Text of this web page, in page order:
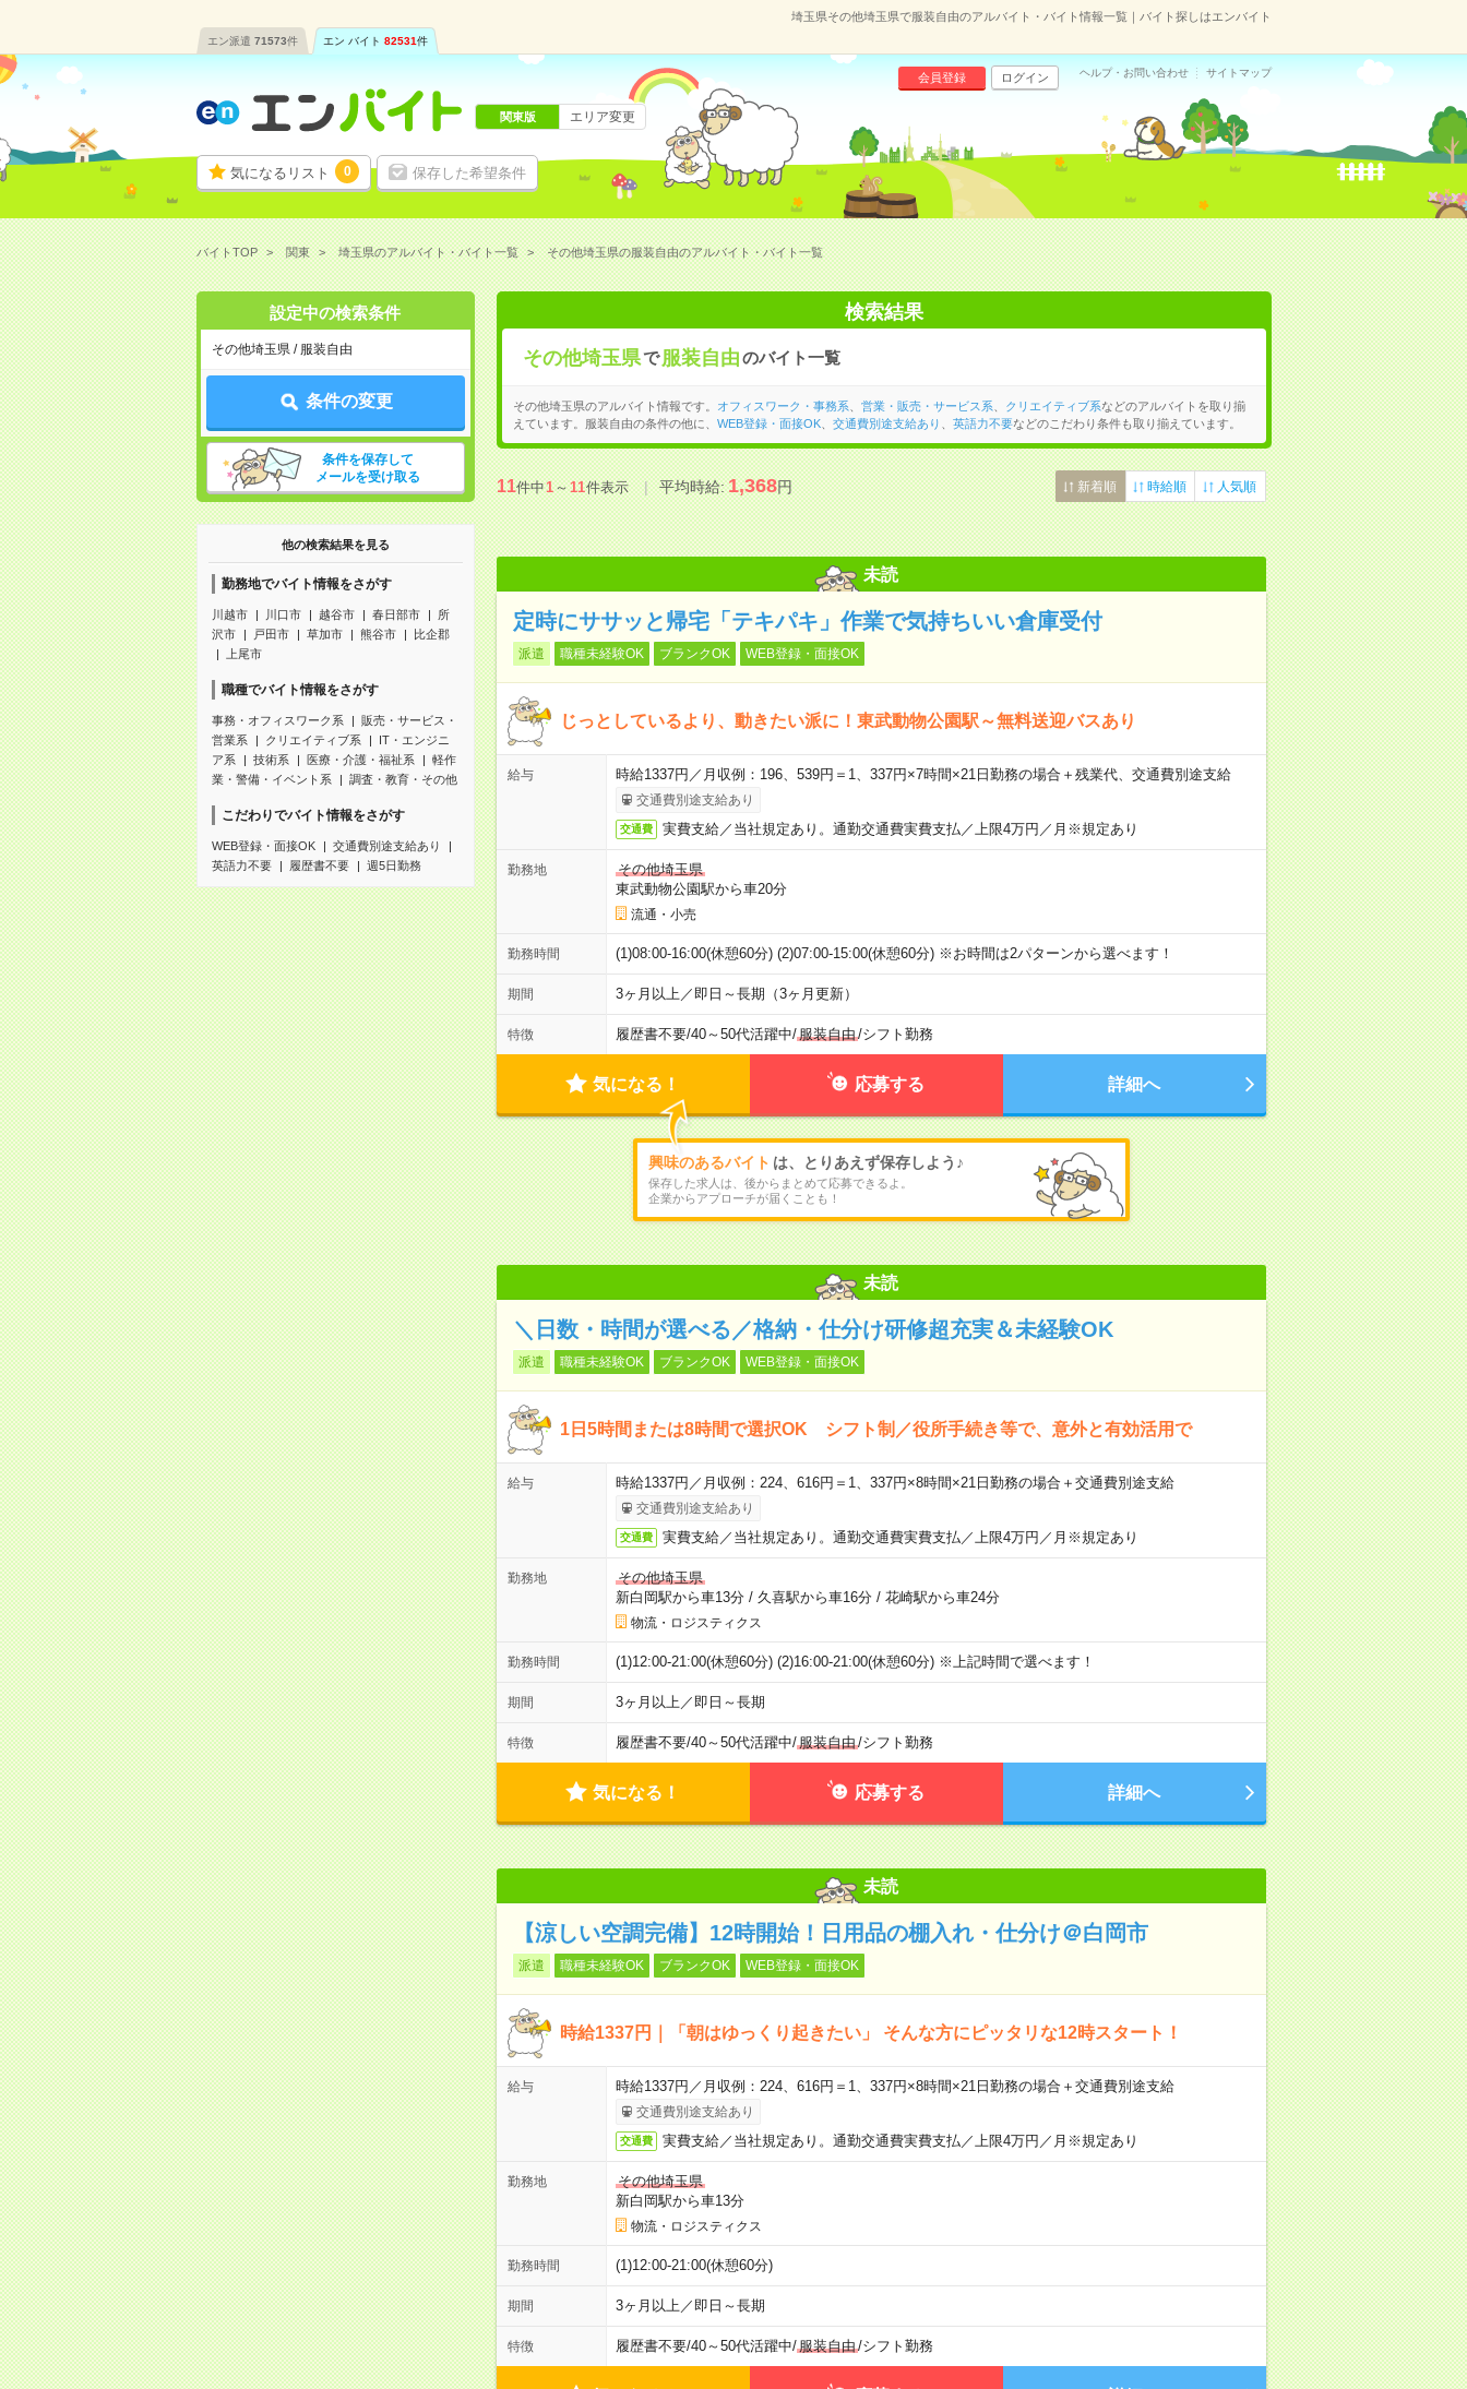
埼玉県その他埼玉県で服装自由のアルバイト・バイト情報一覧｜バイト探しはエンバイト
エン派遣 71573件 エン バイト 82531件
気になるリスト 0 保存した希望条件
会員登録 ログイン ヘルプ・お問い合わせ サイトマップ
関東版 エリア変更
バイトTOP 関東 埼玉県のアルバイト・バイト一覧 その他埼玉県の服装自由のアルバイト・バイト一覧
設定中の検索条件
その他埼玉県 / 服装自由
条件の変更
条件を保存して
メールを受け取る
他の検索結果を見る
勤務地でバイト情報をさがす
川越市 川口市 越谷市 春日部市
所
沢市
戸田市 草加市 熊谷市
比企郡
上尾市
職種でバイト情報をさがす
事務・オフィスワーク系
販売・サービス・
営業系
クリエイティブ系
IT・エンジニ
ア系
技術系 医療・介護・福祉系
軽作
業・警備・イベント系
調査・教育・その他
こだわりでバイト情報をさがす
WEB登録・面接OK
交通費別途支給あり
英語力不要
履歴書不要 週5日勤務
検索結果
その他埼玉県で 服装自由のバイト一覧
その他埼玉県のアルバイト情報です。 オフィスワーク・事務系 営業・販売・サービス系 クリエイティブ系などのアルバイトを取り揃
えています。服装自由の条件の他に、 WEB登録・面接OK、 交通費別途支給あり 英語力不要などのこだわり条件も取り揃えています。
11件中1～11件表示 平均時給:1,368円 新着順 時給順 人気順
未読
定時にササッと帰宅「テキパキ」作業で気持ちいい倉庫受付
派遣 職種未経験OK ブランクOK WEB登録・面接OK
じっとしているより、動きたい派に！東武動物公園駅～無料送迎バスあり
給与 時給1337円／月収例：196、539円＝1、337円×7時間×21日勤務の場合＋残業代、交通費別途支給
交通費別途支給あり
交通費 実費支給／当社規定あり。通勤交通費実費支払／上限4万円／月※規定あり
勤務地
その他埼玉県
東武動物公園駅から車20分
流通・小売
勤務時間 (1)08:00-16:00(休憩60分) (2)07:00-15:00(休憩60分) ※お時間は2パターンから選べます！
期間 3ヶ月以上／即日～長期（3ヶ月更新）
特徴 履歴書不要/40～50代活躍中/服装自由/シフト勤務
気になる！ 応募する 詳細へ
興味のあるバイト は、とりあえず保存しよう♪
保存した求人は、後からまとめて応募できるよ。
企業からアプローチが届くことも！
未読
＼日数・時間が選べる／格納・仕分け研修超充実＆未経験OK
派遣 職種未経験OK ブランクOK WEB登録・面接OK
1日5時間または8時間で選択OK シフト制／役所手続き等で、意外と有効活用で
給与 時給1337円／月収例：224、616円＝1、337円×8時間×21日勤務の場合＋交通費別途支給
交通費別途支給あり
交通費 実費支給／当社規定あり。通勤交通費実費支払／上限4万円／月※規定あり
勤務地
その他埼玉県
新白岡駅から車13分/ 久喜駅から車16分/ 花崎駅から車24分
物流・ロジスティクス
勤務時間 (1)12:00-21:00(休憩60分) (2)16:00-21:00(休憩60分) ※上記時間で選べます！
期間 3ヶ月以上／即日～長期
特徴 履歴書不要/40～50代活躍中/服装自由/シフト勤務
気になる！ 応募する 詳細へ
未読
【涼しい空調完備】12時開始！日用品の棚入れ・仕分け＠白岡市
派遣 職種未経験OK ブランクOK WEB登録・面接OK
時給1337円｜「朝はゆっくり起きたい」 そんな方にピッタリな12時スタート！
給与 時給1337円／月収例：224、616円＝1、337円×8時間×21日勤務の場合＋交通費別途支給
交通費別途支給あり
交通費 実費支給／当社規定あり。通勤交通費実費支払／上限4万円／月※規定あり
勤務地
その他埼玉県
新白岡駅から車13分
物流・ロジスティクス
勤務時間 (1)12:00-21:00(休憩60分)
期間 3ヶ月以上／即日～長期
特徴 履歴書不要/40～50代活躍中/服装自由/シフト勤務